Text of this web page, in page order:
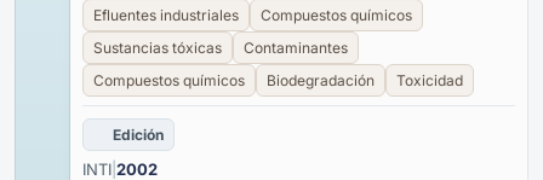
Efluentes industriales
Compuestos químicos
Sustancias tóxicas
Contaminantes
Compuestos químicos
Biodegradación Toxicidad
Edición
INTI 2002